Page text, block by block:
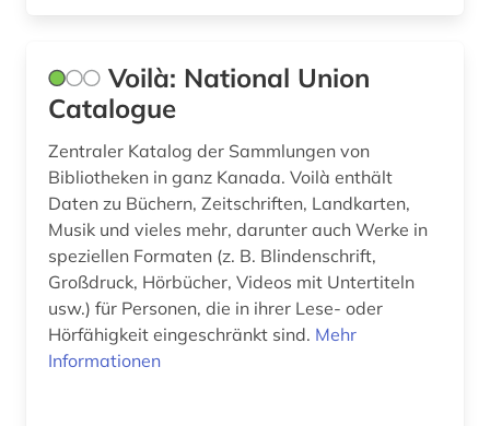
british broadcasting corporation (1)
bruckner (1)
brüssel (2)
buch (6)
buchbesitz (1)
Voilà: National Union
Catalogue
Zentraler Katalog der Sammlungen von
Bibliotheken in ganz Kanada. Voilà enthält
Daten zu Büchern, Zeitschriften, Landkarten,
Musik und vieles mehr, darunter auch Werke in
speziellen Formaten (z. B. Blindenschrift,
Großdruck, Hörbücher, Videos mit Untertiteln
usw.) für Personen, die in ihrer Lese- oder
Hörfähigkeit eingeschränkt sind. Mehr
Informationen